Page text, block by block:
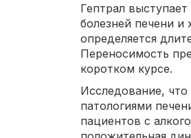
Гептрал
болезней печени и
определяется
Переносимость
коротком курсе.
Исследование,
патологиями
пациентов с